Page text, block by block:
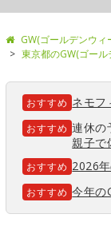
GW(ゴールデンウィ
東京都のGW(ゴール
おすすめ ネモフ
おすすめ 連休の
親子で
おすすめ 2026
おすすめ 今年の